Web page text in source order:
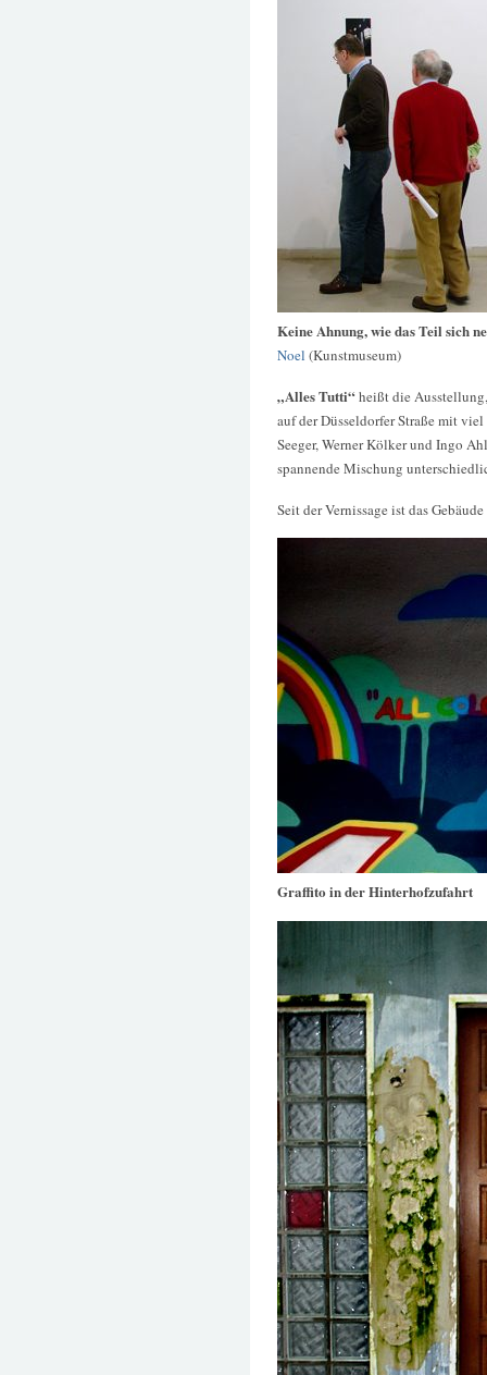
Keine Ahnung, wie das Teil sich
Noel (Kunstmuseum)
„Alles Tutti“heißt die
auf der Düsseldorfer Straße mit
Seeger, Werner Kölker und Ingo
spannende Mischung
Seit der Vernissage ist das
Graffito in der Hinterhofzufahrt